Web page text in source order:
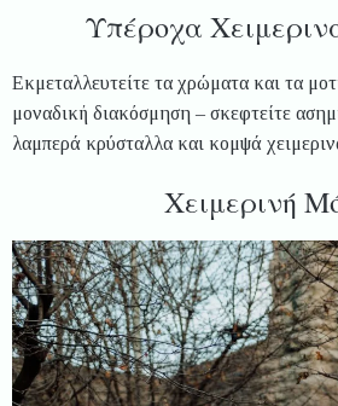
Υπέροχα
Εκμεταλλευτείτε τα χρώματα και τα
μοναδική διακόσμηση – σκεφτείτε
λαμπερά κρύσταλλα και κομψά
Χειμερινή